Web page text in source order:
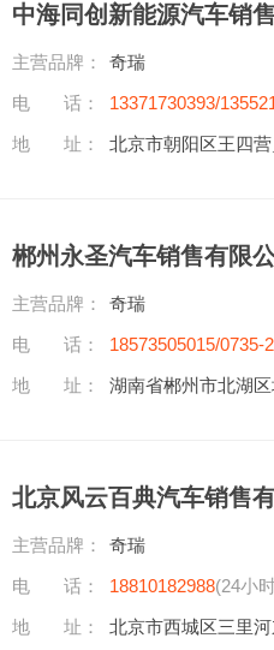
中海同创新能源汽车销
主营品牌：
奇瑞
电 话：
13371730393/
地 址：
北京市朝阳区王四
郴州永圣汽车销售有限
主营品牌：
奇瑞
电 话：
18573505015/0735-
地 址：
湖南省郴州市北湖
北京风云百典汽车销售
主营品牌：
奇瑞
电 话：
18810182988(24小
地 址：
北京市西城区三里